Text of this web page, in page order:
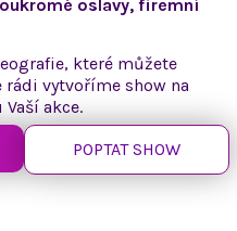
oslavy, firemní
které můžete
rádi vytvoříme show na
akce.
POPTAT SHOW